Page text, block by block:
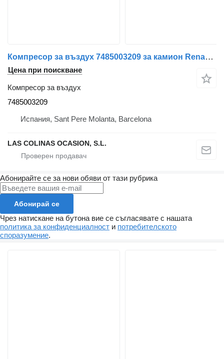
Компресор за въздух 7485003209 за камион Renault Midlum
Цена при поискване
Компресор за въздух
7485003209
Испания, Sant Pere Molanta, Barcelona
LAS COLINAS OCASION, S.L.
Абонирайте се за нови обяви от тази рубрика
Абонирай се
Чрез натискане на бутона вие се съгласявате с нашата
политика за конфиденциалност и потребителското
споразумение.